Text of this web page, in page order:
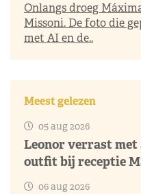
Onlangs droeg
Missoni. De foto die
met AI en de..
Meest gelezen
05 aug 2026
Leonor verrast met
outfit bij receptie
06 aug 2026